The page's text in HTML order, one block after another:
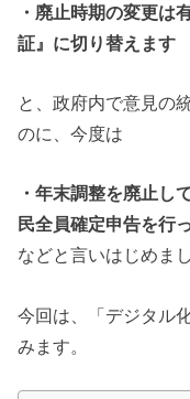
・廃止時期の変更は
証』に切り替えます
と、政府内で意見の
のに、今度は
・年末調整を廃止し
民全員確定申告を行
などと言いはじめまし
今回は、「デジタル
みます。